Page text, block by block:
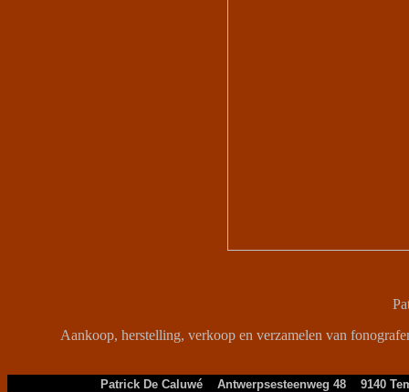
Aankoop, herstelling, verkoop en verzamelen van
Patrick De Caluwé Antwerpsesteenweg 48 9140